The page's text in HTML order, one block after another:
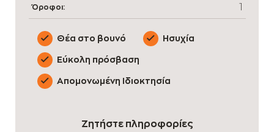
Όροφοι: 1
Θέα στο βουνό Ησυχία
Εύκολη πρόσβαση
Απομονωμένη Ιδιοκτησία
Ζητήστε πληροφορίες